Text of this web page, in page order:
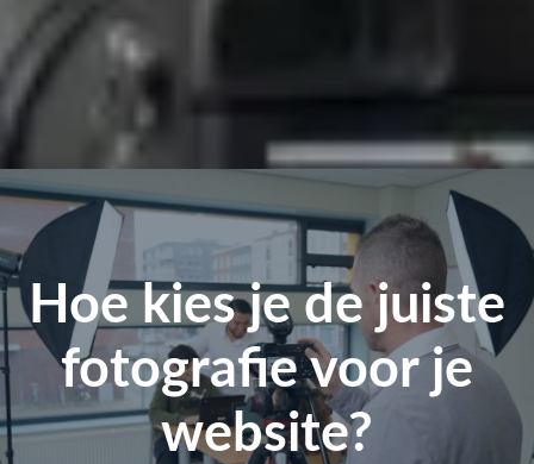
Hoe kies je de juiste
fotografie voor je
website?